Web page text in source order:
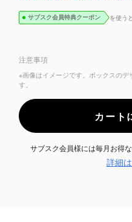
サブスク会員特典クーポン を使うと
注意事項
※画像はイメージです。ボックスの
す。
カート
サブスク会員様には毎月お得
詳細